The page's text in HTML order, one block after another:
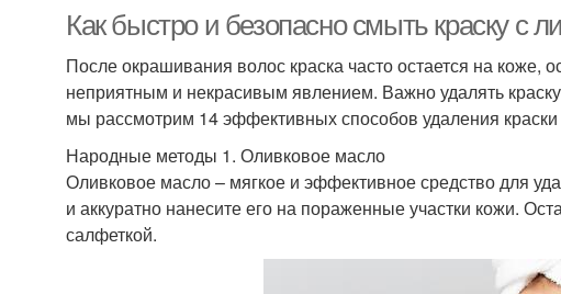
Как быстро и безопасно смыть краску с
После окрашивания волос краска часто остается на коже,
неприятным и некрасивым явлением. Важно удалять
мы рассмотрим 14 эффективных способов удаления краски
Народные методы 1. Оливковое масло
Оливковое масло – мягкое и эффективное средство для
и аккуратно нанесите его на пораженные участки кожи.
салфеткой.